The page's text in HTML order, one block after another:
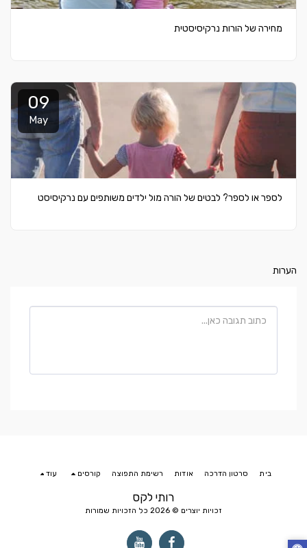
מחירה של הורות נרקיסיסטית
09
May
לספר או לספר? לבטים של הורה מול ילדים משותפים עם נרקיסיסט
הערות
רותי לקס
זכויות יוצרים © 2026 כל הזכויות שמורות
בית סרטון הדרכה אודות רשימת התפוצה קורסים עוד